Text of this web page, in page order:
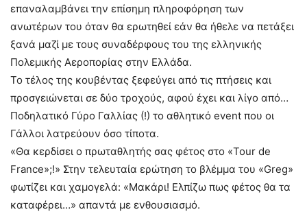
επαναλαμβάνει την επίσημη πληροφόρηση των
ανωτέρων του όταν θα ερωτηθεί εάν θα ήθελε να πετάξει
ξανά μαζί με τους συναδέρφους του της ελληνικής
Πολεμικής Αεροπορίας στην Ελλάδα.
Το τέλος της κουβέντας ξεφεύγει από τις πτήσεις και
προσγειώνεται σε δύο τροχούς, αφού έχει και λίγο από…
Ποδηλατικό Γύρο Γαλλίας (!) το αθλητικό event που οι
Γάλλοι λατρεύουν όσο τίποτα.
«Θα κερδίσει ο πρωταθλητής σας φέτος στο «Tour de
France»;!» Στην τελευταία ερώτηση το βλέμμα του «Greg»
φωτίζει και χαμογελά: «Μακάρι! Ελπίζω πως φέτος θα τα
καταφέρει…» απαντά με ενθουσιασμό.